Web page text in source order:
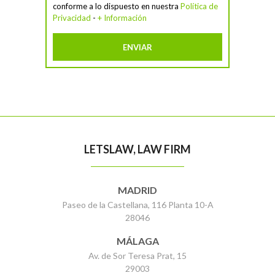
conforme a lo dispuesto en nuestra Política de
Privacidad - + Información
LETSLAW, LAW FIRM
MADRID
Paseo de la Castellana, 116 Planta 10-A
28046
MÁLAGA
Av. de Sor Teresa Prat, 15
29003